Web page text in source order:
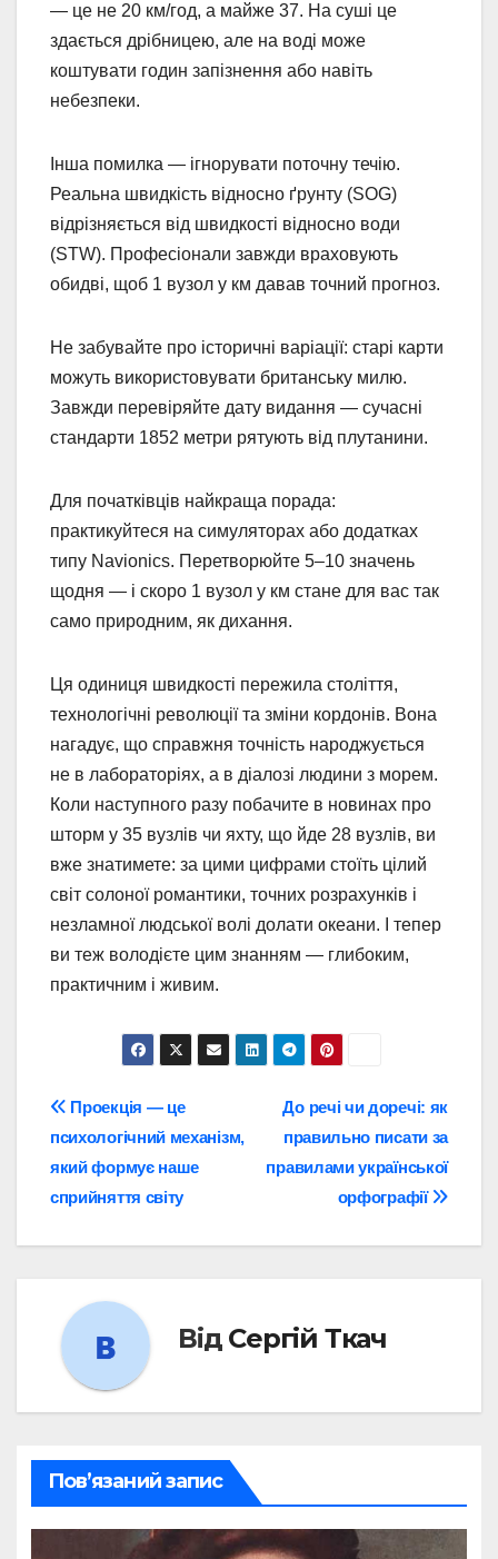
— це не 20 км/год, а майже 37. На суші це
здається дрібницею, але на воді може
коштувати годин запізнення або навіть
небезпеки.
Інша помилка — ігнорувати поточну течію.
Реальна швидкість відносно ґрунту (SOG)
відрізняється від швидкості відносно води
(STW). Професіонали завжди враховують
обидві, щоб 1 вузол у км давав точний прогноз.
Не забувайте про історичні варіації: старі карти
можуть використовувати британську милю.
Завжди перевіряйте дату видання — сучасні
стандарти 1852 метри рятують від плутанини.
Для початківців найкраща порада:
практикуйтеся на симуляторах або додатках
типу Navionics. Перетворюйте 5–10 значень
щодня — і скоро 1 вузол у км стане для вас так
само природним, як дихання.
Ця одиниця швидкості пережила століття,
технологічні революції та зміни кордонів. Вона
нагадує, що справжня точність народжується
не в лабораторіях, а в діалозі людини з морем.
Коли наступного разу побачите в новинах про
шторм у 35 вузлів чи яхту, що йде 28 вузлів, ви
вже знатимете: за цими цифрами стоїть цілий
світ солоної романтики, точних розрахунків і
незламної людської волі долати океани. І тепер
ви теж володієте цим знанням — глибоким,
практичним і живим.
Навігація
записів
До речі чи доречі: як
правильно писати за
правилами української
орфографії
Проекція — це
психологічний механізм,
який формує наше
сприйняття світу
Від Сергій Ткач
Пов’язаний запис